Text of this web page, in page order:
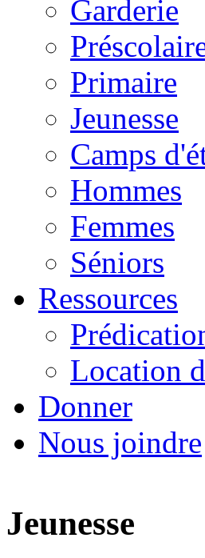
Garderie
Primaire
Jeunesse
Camps
Hommes
Femmes
Séniors
Ressources
Location
Donner
Nous joindre
Jeunesse